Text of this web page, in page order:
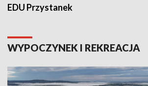
EDU Przystanek
WYPOCZYNEK I REKREACJA